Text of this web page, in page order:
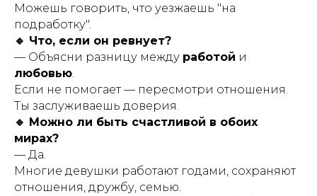
Можешь говорить, что уезжаешь "на
подработку".
🔹 Что, если он ревнует?
— Объясни разницу между работой и
любовью.
Если не помогает — пересмотри отношения.
Ты заслуживаешь доверия.
🔹 Можно ли быть счастливой в обоих
мирах?
— Да.
Многие девушки работают годами, сохраняют
отношения, дружбу, семью.